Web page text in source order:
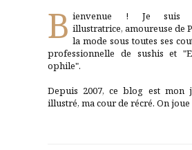
B ienvenue ! Je suis
illustratrice, amoureuse de
la mode sous toutes ses
professionnelle de sushis et
ophile".
Depuis 2007, ce blog est mon
illustré, ma cour de récré. On joue